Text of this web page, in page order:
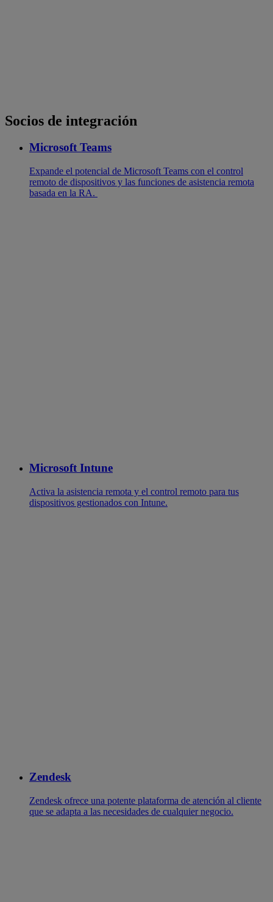
Socios de integración
Microsoft Teams
Expande el potencial de Microsoft Teams con el control
remoto de dispositivos y las funciones de asistencia remota
basada en la RA.
Microsoft Intune
Activa la asistencia remota y el control remoto para tus
dispositivos gestionados con Intune.
Zendesk
Zendesk ofrece una potente plataforma de atención al cliente
que se adapta a las necesidades de cualquier negocio.